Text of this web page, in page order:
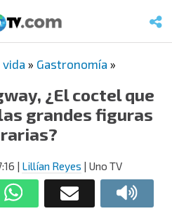
vida » Gastronomía »
¿El coctel que
grandes figuras
| Lillían Reyes | Uno TV